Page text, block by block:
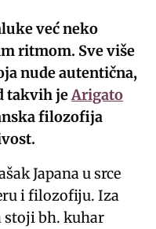
već neko
ritmom. Sve više
nude autentična,
takvih jeArigato
filozofija
Japana u srce
i filozofiju. Iza
stoji bh. kuhar